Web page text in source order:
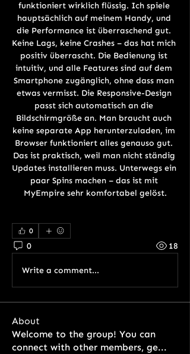
funktioniert wirklich flüssig. Ich spiele
hauptsächlich auf meinem Handy, und
die Performance ist überraschend gut.
Keine Lags, keine Crashes – das hat mich
positiv überrascht. Die Bedienung ist
intuitiv, und alle Features sind auf dem
Smartphone zugänglich, ohne dass man
etwas vermisst. Die Responsive-Design
passt sich automatisch an die
Bildschirmgröße an. Man braucht auch
keine separate App herunterzuladen, im
Browser funktioniert alles genauso gut.
Das ist praktisch, weil man nicht ständig
Updates installieren muss. Unterwegs ein
paar Spins machen – das ist mit
MyEmpire sehr komfortabel gelöst.
0
0 18
Write a comment...
About
Welcome to the group! You can
connect with other members, ge...